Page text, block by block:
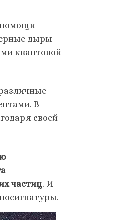
помощи
дыры
квантовой
В
своей
частиц. И